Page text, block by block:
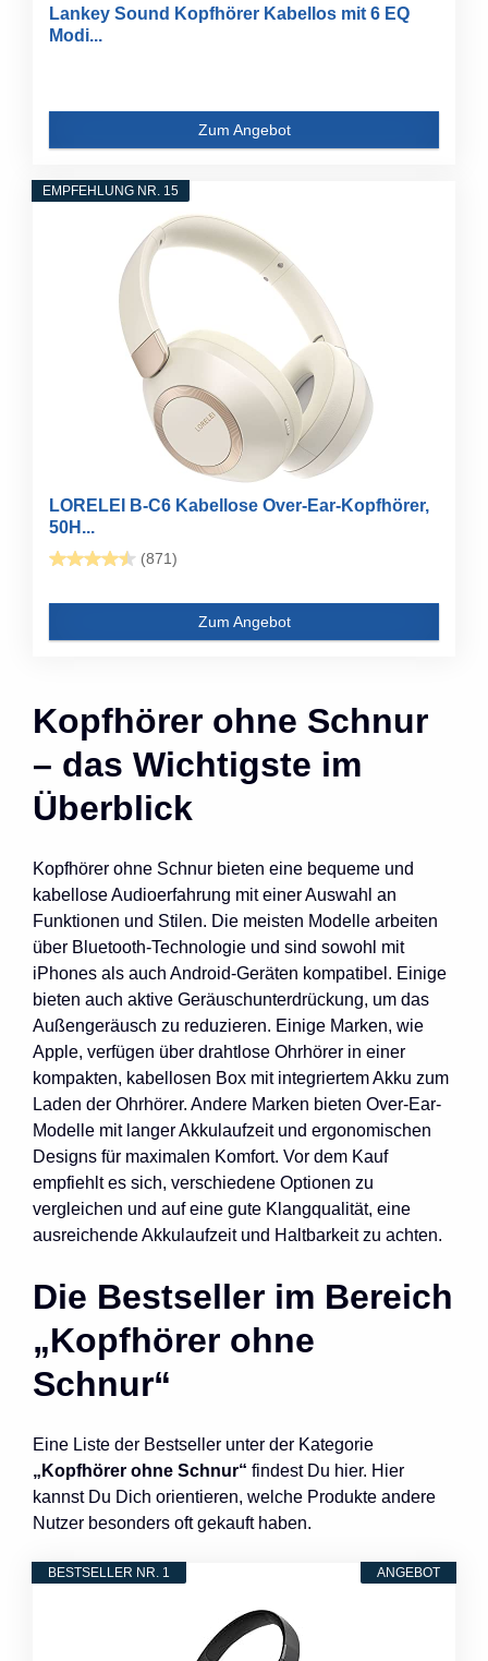
Lankey Sound Kopfhörer Kabellos mit 6 EQ
Modi...
Zum Angebot
EMPFEHLUNG NR. 15
LORELEI B-C6 Kabellose Over-Ear-Kopfhörer,
50H...
(871)
Zum Angebot
Kopfhörer ohne Schnur
– das Wichtigste im
Überblick
Kopfhörer ohne Schnur bieten eine bequeme und
kabellose Audioerfahrung mit einer Auswahl an
Funktionen und Stilen. Die meisten Modelle arbeiten
über Bluetooth-Technologie und sind sowohl mit
iPhones als auch Android-Geräten kompatibel. Einige
bieten auch aktive Geräuschunterdrückung, um das
Außengeräusch zu reduzieren. Einige Marken, wie
Apple, verfügen über drahtlose Ohrhörer in einer
kompakten, kabellosen Box mit integriertem Akku zum
Laden der Ohrhörer. Andere Marken bieten Over-Ear-
Modelle mit langer Akkulaufzeit und ergonomischen
Designs für maximalen Komfort. Vor dem Kauf
empfiehlt es sich, verschiedene Optionen zu
vergleichen und auf eine gute Klangqualität, eine
ausreichende Akkulaufzeit und Haltbarkeit zu achten.
Die Bestseller im Bereich
„Kopfhörer ohne
Schnur“
Eine Liste der Bestseller unter der Kategorie
„Kopfhörer ohne Schnur“ findest Du hier. Hier
kannst Du Dich orientieren, welche Produkte andere
Nutzer besonders oft gekauft haben.
ANGEBOT
BESTSELLER NR. 1